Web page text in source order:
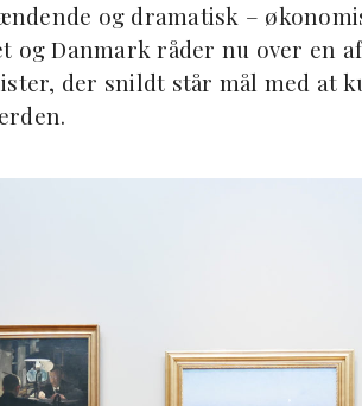
og dramatisk –
og Danmark råder nu over en
der snildt står mål med at